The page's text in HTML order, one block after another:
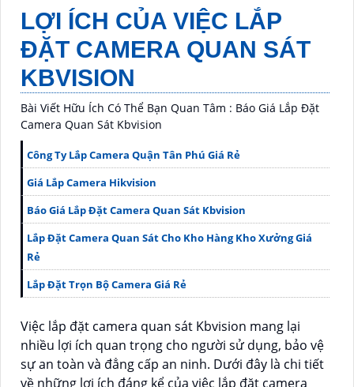
LỢI ÍCH CỦA VIỆC LẮP
ĐẶT CAMERA QUAN SÁT
KBVISION
Bài Viết Hữu Ích Có Thể Bạn Quan Tâm : Báo Giá Lắp Đặt
Camera Quan Sát Kbvision
Công Ty Lắp Camera Quận Tân Phú Giá Rẻ
Giá Lắp Camera Hikvision
Báo Giá Lắp Đặt Camera Quan Sát Kbvision
Lắp Đặt Camera Quan Sát Cho Kho Hàng Kho Xưởng Giá
Rẻ
Lắp Đặt Trọn Bộ Camera Giá Rẻ
Việc lắp đặt camera quan sát Kbvision mang lại
nhiều lợi ích quan trọng cho người sử dụng, bảo vệ
sự an toàn và đẳng cấp an ninh. Dưới đây là chi tiết
về những lợi ích đáng kể của việc lắp đặt camera